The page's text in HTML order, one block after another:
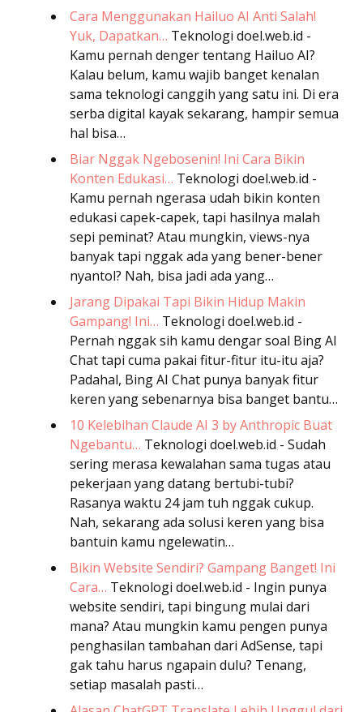
Cara Menggunakan Hailuo AI Anti Salah!
Yuk, Dapatkan… Teknologi doel.web.id -
Kamu pernah denger tentang Hailuo AI?
Kalau belum, kamu wajib banget kenalan
sama teknologi canggih yang satu ini. Di era
serba digital kayak sekarang, hampir semua
hal bisa…
Biar Nggak Ngebosenin! Ini Cara Bikin
Konten Edukasi… Teknologi doel.web.id -
Kamu pernah ngerasa udah bikin konten
edukasi capek-capek, tapi hasilnya malah
sepi peminat? Atau mungkin, views-nya
banyak tapi nggak ada yang bener-bener
nyantol? Nah, bisa jadi ada yang…
Jarang Dipakai Tapi Bikin Hidup Makin
Gampang! Ini… Teknologi doel.web.id -
Pernah nggak sih kamu dengar soal Bing AI
Chat tapi cuma pakai fitur-fitur itu-itu aja?
Padahal, Bing AI Chat punya banyak fitur
keren yang sebenarnya bisa banget bantu…
10 Kelebihan Claude AI 3 by Anthropic Buat
Ngebantu… Teknologi doel.web.id - Sudah
sering merasa kewalahan sama tugas atau
pekerjaan yang datang bertubi-tubi?
Rasanya waktu 24 jam tuh nggak cukup.
Nah, sekarang ada solusi keren yang bisa
bantuin kamu ngelewatin…
Bikin Website Sendiri? Gampang Banget! Ini
Cara… Teknologi doel.web.id - Ingin punya
website sendiri, tapi bingung mulai dari
mana? Atau mungkin kamu pengen punya
penghasilan tambahan dari AdSense, tapi
gak tahu harus ngapain dulu? Tenang,
setiap masalah pasti…